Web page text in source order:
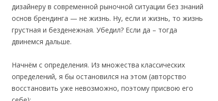
дизайнеру в современной рыночной ситуации без знаний
основ брендинга — не жизнь. Ну, если и жизнь, то жизнь
грустная и безденежная. Убедил? Если да – тогда
двинемся дальше.
Начнём с определения. Из множества классических
определений, я бы остановился на этом (авторство
восстановить уже невозможно, поэтому присвою его